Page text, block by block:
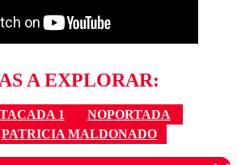
A EXPLORAR:
1
NOPORTADA
PATRICIA MALDONADO